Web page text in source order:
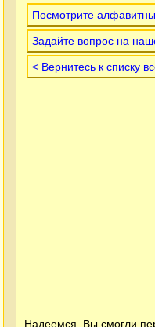
Посмотрите
Задайте вопрос на
< Вернитесь к списку
Надеемся, Вы смогли